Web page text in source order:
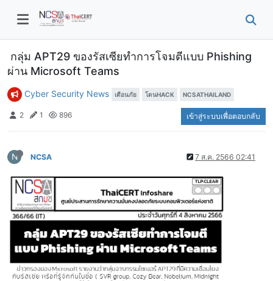
กลุ่ม APT29 ของรัสเซียทำการโจมตีแบบ Phishing
ผ่าน Microsoft Teams
Cyber Security News เตือนภัย โดนHACK NCSATHAILAND
2 1 896 เข้าสู่ระบบเพื่อตอบกลับ
N NCSA 7 ส.ค. 2566 02:41